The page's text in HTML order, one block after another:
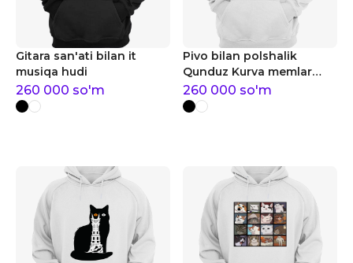
Gitara san'ati bilan it
musiqa hudi
260 000 so'm
Pivo bilan polshalik
Qunduz Kurva memlar
hudi
260 000 so'm